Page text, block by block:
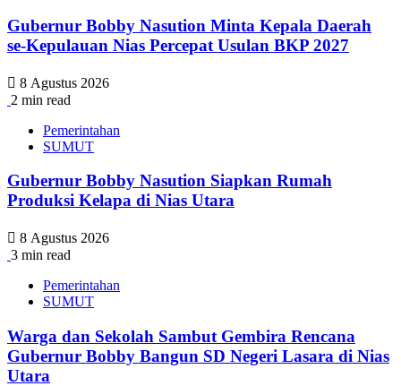
Gubernur Bobby Nasution Minta Kepala Daerah
se-Kepulauan Nias Percepat Usulan BKP 2027
8 Agustus 2026
2 min read
Pemerintahan
SUMUT
Gubernur Bobby Nasution Siapkan Rumah
Produksi Kelapa di Nias Utara
8 Agustus 2026
3 min read
Pemerintahan
SUMUT
Warga dan Sekolah Sambut Gembira Rencana
Gubernur Bobby Bangun SD Negeri Lasara di Nias
Utara